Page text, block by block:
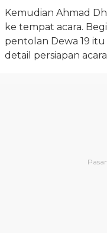
Kemudian Ahmad
ke tempat acara.
pentolan Dewa 19
detail persiapan